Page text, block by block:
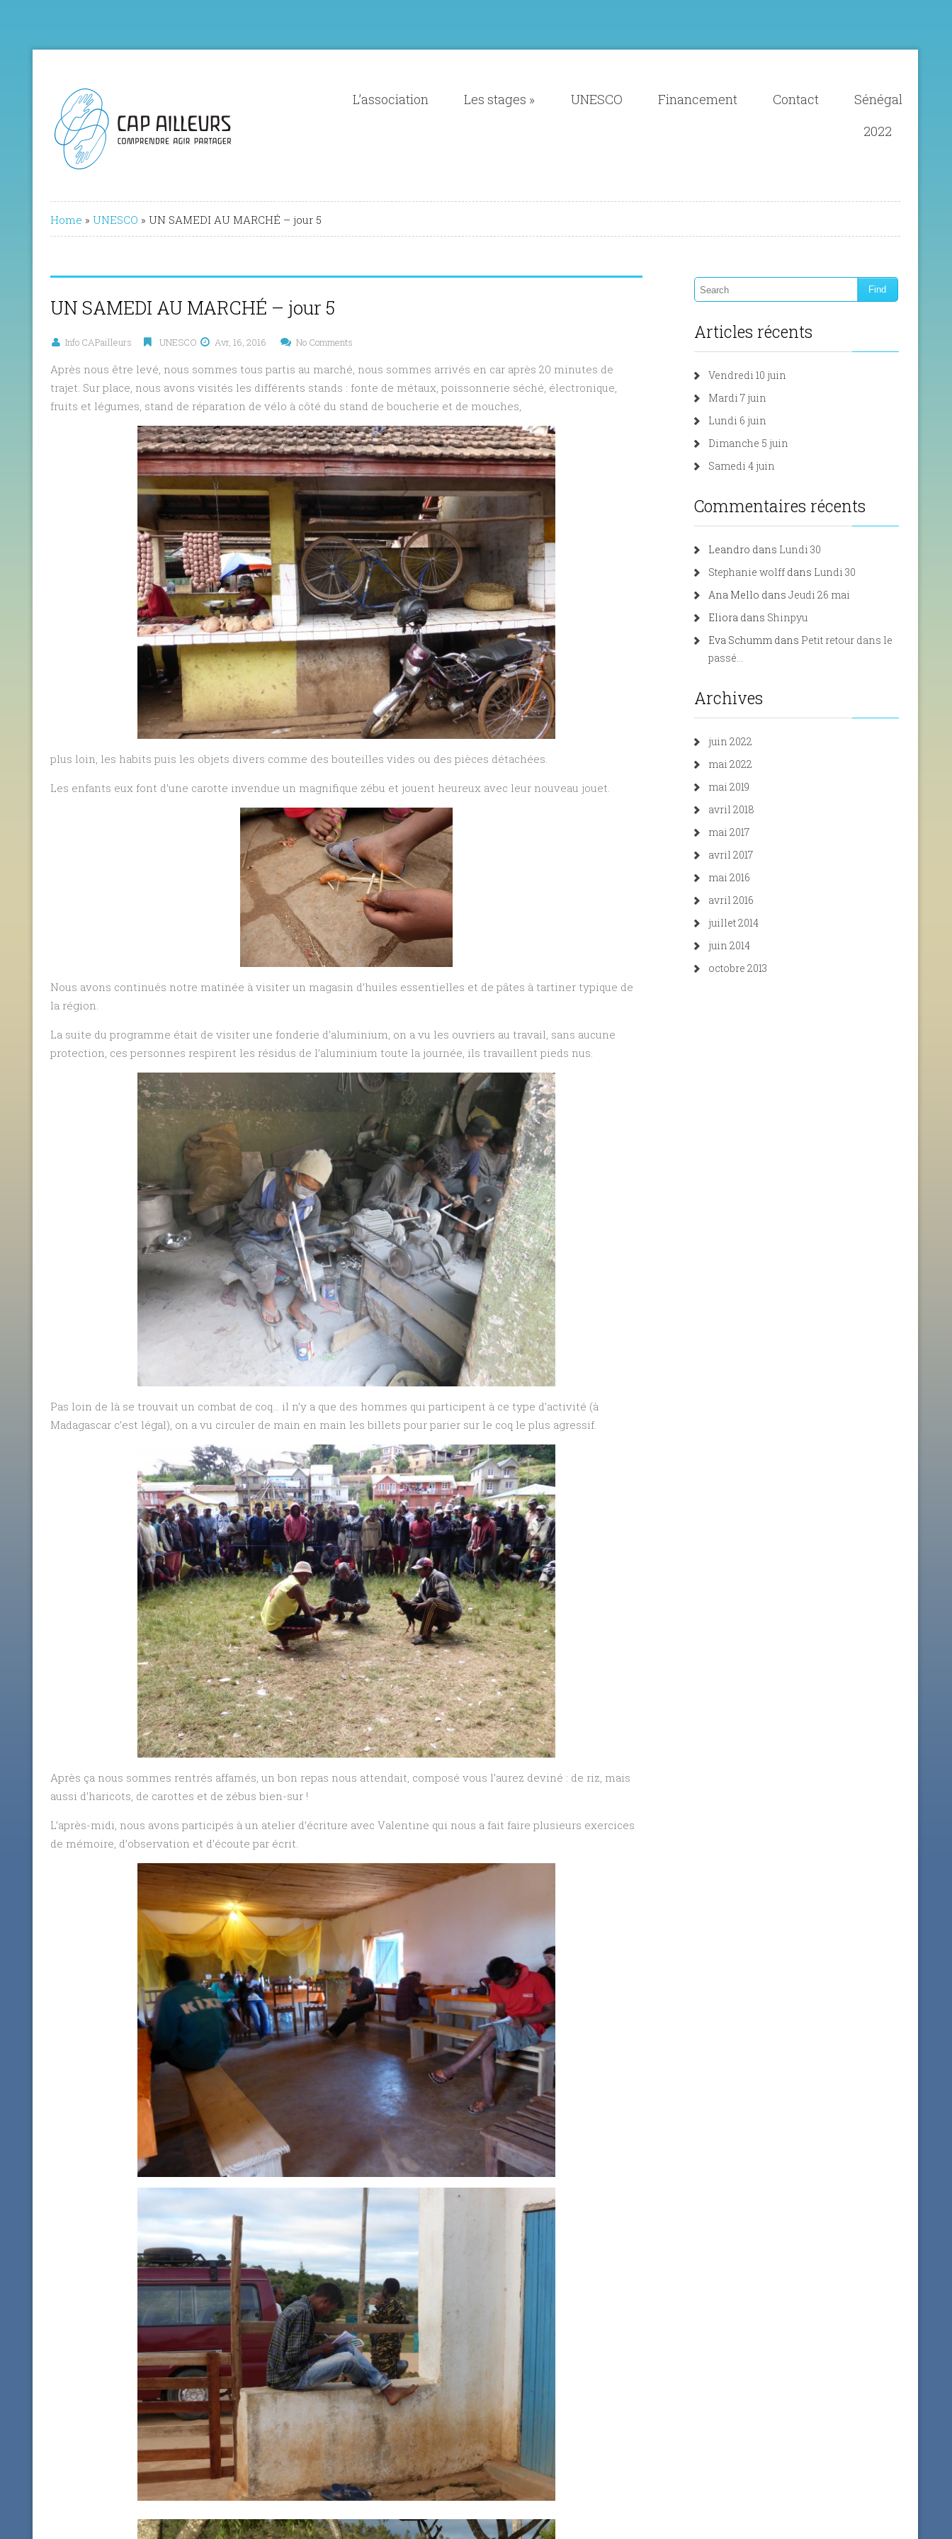
L’association Les stages » UNESCO Financement Contact
Sénégal
2022
Home » UNESCO » UN SAMEDI AU MARCHÉ – jour 5
UN SAMEDI AU MARCHÉ – jour 5
Info CAPailleurs UNESCO Avr, 16, 2016 No Comments
Après nous être levé, nous sommes tous partis au marché, nous sommes arrivés en car après 20 minutes de
trajet. Sur place, nous avons visités les différents stands : fonte de métaux, poissonnerie séché, électronique,
fruits et légumes, stand de réparation de vélo à côté du stand de boucherie et de mouches,
plus loin, les habits puis les objets divers comme des bouteilles vides ou des pièces détachées.
Les enfants eux font d’une carotte invendue un magnifique zébu et jouent heureux avec leur nouveau jouet.
Nous avons continués notre matinée à visiter un magasin d’huiles essentielles et de pâtes à tartiner typique de
la région.
La suite du programme était de visiter une fonderie d’aluminium, on a vu les ouvriers au travail, sans aucune
protection, ces personnes respirent les résidus de l’aluminium toute la journée, ils travaillent pieds nus.
Pas loin de là se trouvait un combat de coq… il n’y a que des hommes qui participent à ce type d’activité (à
Madagascar c’est légal), on a vu circuler de main en main les billets pour parier sur le coq le plus agressif.
Après ça nous sommes rentrés affamés, un bon repas nous attendait, composé vous l’aurez deviné : de riz, mais
aussi d’haricots, de carottes et de zébus bien-sur !
L’après-midi, nous avons participés à un atelier d’écriture avec Valentine qui nous a fait faire plusieurs exercices
de mémoire, d’observation et d’écoute par écrit.
Articles récents
Vendredi 10 juin
Mardi 7 juin
Lundi 6 juin
Dimanche 5 juin
Samedi 4 juin
Commentaires récents
Leandro dans Lundi 30
Stephanie wolff dans Lundi 30
Ana Mello dansJeudi 26 mai
Eliora dans Shinpyu
Eva Schumm dans Petit retour dans le
passé…
Archives
juin 2022
mai 2022
mai 2019
avril 2018
mai 2017
avril 2017
mai 2016
avril 2016
juillet 2014
juin 2014
octobre 2013